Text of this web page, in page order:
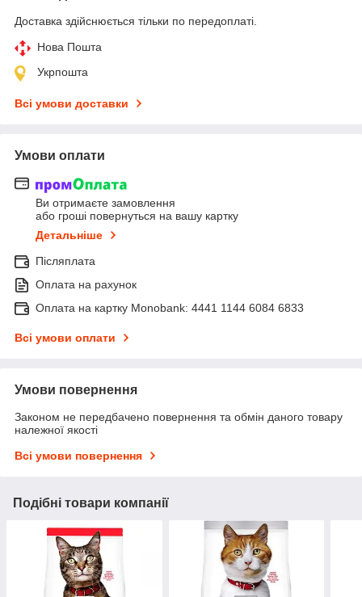
Доставка здійснюється тільки по передоплаті.
Нова Пошта
Укрпошта
Всі умови доставки
Умови оплати
Ви отримаєте замовлення
або гроші повернуться на вашу картку
Детальніше
Післяплата
Оплата на рахунок
Оплата на картку Monobank: 4441 1144 6084 6833
Всі умови оплати
Умови повернення
Законом не передбачено повернення та обмін даного товару
належної якості
Всі умови повернення
Подібні товари компанії